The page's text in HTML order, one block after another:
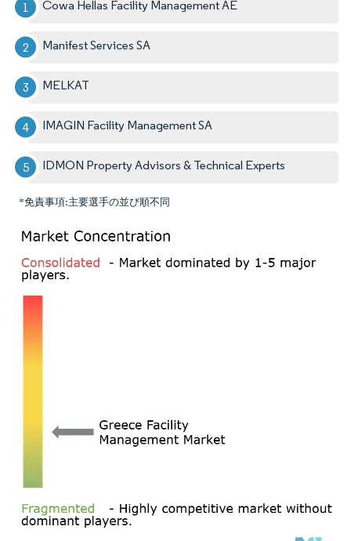
Cowa Hellas Facility Management AE
Manifest Services SA
MELKAT
IMAGIN Facility Management SA
IDMON Property Advisors & Technical Experts
*免責事項:主要選手の並び順不同